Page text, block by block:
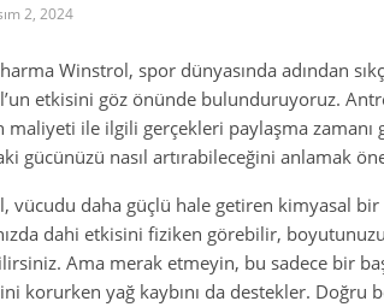
2, 2024
Winstrol, spor dünyasında adından
etkisini göz önünde bulunduruyoruz.
maliyeti ile ilgili gerçekleri paylaşma
gücünüzü nasıl artırabileceğini anlamak
vücudu daha güçlü hale getiren kimyasal
dahi etkisini fiziken görebilir, boyutunuzu
Ama merak etmeyin, bu sadece bir
korurken yağ kaybını da destekler.